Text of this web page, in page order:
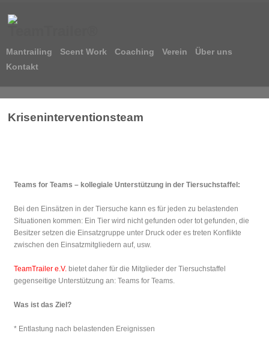
Mantrailing Scent Work Coaching Verein
Über uns
Kontakt
Kriseninterventionsteam
Teams for Teams – kollegiale Unterstützung in der Tiersuchstaffel:
Bei den Einsätzen in der Tiersuche kann es für jeden zu belastenden
Situationen kommen: Ein Tier wird nicht gefunden oder tot gefunden, die
Besitzer setzen die Einsatzgruppe unter Druck oder es treten Konflikte
zwischen den Einsatzmitgliedern auf, usw.
TeamTrailer e.V. bietet daher für die Mitglieder der Tiersuchstaffel
gegenseitige Unterstützung an: Teams for Teams.
Was ist das Ziel?
* Entlastung nach belastenden Ereignissen